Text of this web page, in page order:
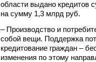
области выдано кредитов
на сумму 1,3 млрд руб.
– Производство и
собой вещи. Поддержка
кредитование граждан –
изменения по этому